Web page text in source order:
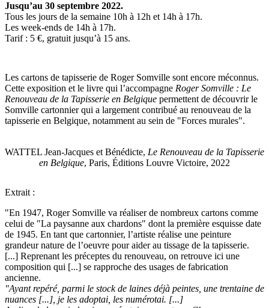
Jusqu’au 30 septembre 2022.
Tous les jours de la semaine 10h à 12h et 14h à 17h.
Les week-ends de 14h à 17h.
Tarif : 5 €, gratuit jusqu’à 15 ans.
Les cartons de tapisserie de Roger Somville sont encore méconnus.
Cette exposition et le livre qui l’accompagne Roger Somville : Le
Renouveau de la Tapisserie en Belgique permettent de découvrir le
Somville cartonnier qui a largement contribué au renouveau de la
tapisserie en Belgique, notamment au sein de "Forces murales".
WATTEL Jean-Jacques et Bénédicte, Le Renouveau de la Tapisserie
en Belgique, Paris, Éditions Louvre Victoire, 2022
Extrait :
"En 1947, Roger Somville va réaliser de nombreux cartons comme
celui de "La paysanne aux chardons" dont la première esquisse date
de 1945. En tant que cartonnier, l’artiste réalise une peinture
grandeur nature de l’oeuvre pour aider au tissage de la tapisserie.
[...] Reprenant les préceptes du renouveau, on retrouve ici une
composition qui [...] se rapproche des usages de fabrication
ancienne.
"Ayant repéré, parmi le stock de laines déjà peintes, une trentaine de
nuances [...], je les adoptai, les numérotai. [...]